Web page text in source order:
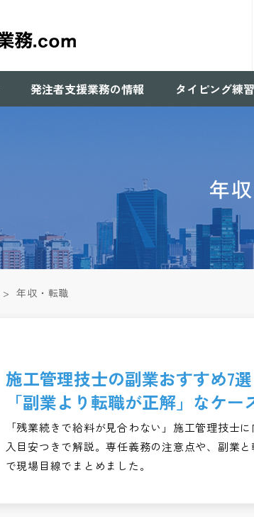
発注者支援業務の情報 タイピング練習
年
> 年収・転職
施工管理技士の副業おすすめ7
「副業より転職が正解」なケ
「残業続きで給料が見合わない」施工管理技士
入目安つきで解説。専任義務の注意点や、副業
で現場目線でまとめました。